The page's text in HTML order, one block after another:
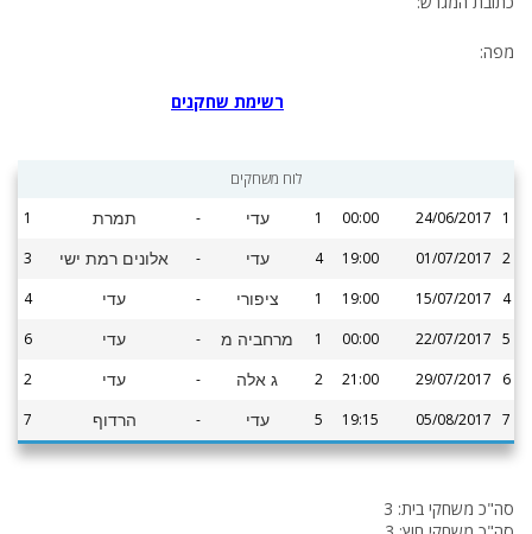
מפה:
רשימת שחקנים
לוח משחקים
1
24/06/2017
00:00
1 עדי - תמרת
1
2
01/07/2017
19:00
4 עדי - אלונים רמת ישי
3
4
15/07/2017
19:00
1 ציפורי - עדי
4
5
22/07/2017
00:00
1 מרחביה מ - עדי
6
6
29/07/2017
21:00
2 ג אלה - עדי
2
7
05/08/2017
19:15
5 עדי - הרדוף 7
סה"כ משחקי בית: 3